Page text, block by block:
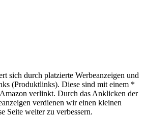
sich durch platzierte Werbeanzeigen und
(Produktlinks). Diese sind mit einem *
verlinkt. Durch das Anklicken der
verdienen wir einen kleinen
Seite weiter zu verbessern.